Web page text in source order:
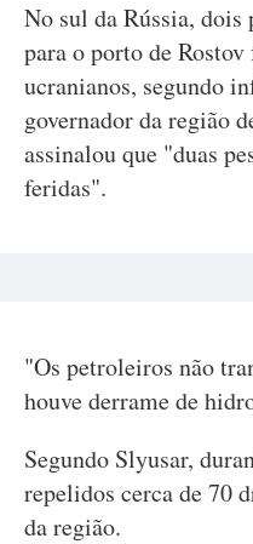
No sul da Rússia,
para o porto de
ucranianos, segundo
governador da região
assinalou que "duas
feridas".
"Os petroleiros não
houve derrame de
Segundo Slyusar,
repelidos cerca de 70
da região.